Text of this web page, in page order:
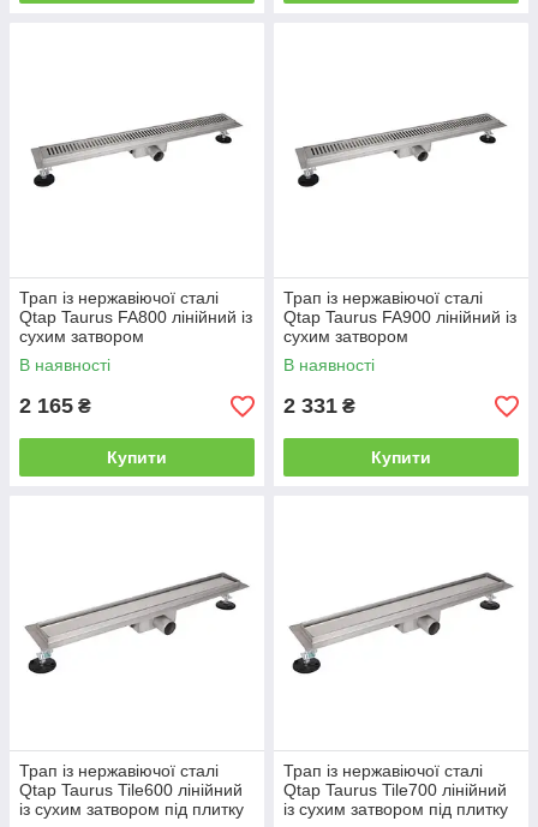
Трап із нержавіючої сталі
Qtap Taurus FA800 лінійний із
сухим затвором
В наявності
2 165 ₴
Купити
Трап із нержавіючої сталі
Qtap Taurus FA900 лінійний із
сухим затвором
В наявності
2 331 ₴
Купити
Трап із нержавіючої сталі
Qtap Taurus Tile600 лінійний
із сухим затвором під плитку
Трап із нержавіючої сталі
Qtap Taurus Tile700 лінійний
із сухим затвором під плитку